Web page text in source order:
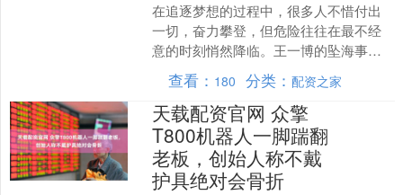
在追逐梦想的过程中，很多人不惜付出
一切，奋力攀登，但危险往往在最不经
意的时刻悄然降临。王一博的坠海事件
就是一个深刻的警示，它让我们反思，
极限挑战背后不仅仅是激情....
查看： 180 分类：配资之家
天载配资官网 众擎
T800机器人一脚踹翻
老板，创始人称不戴
护具绝对会骨折